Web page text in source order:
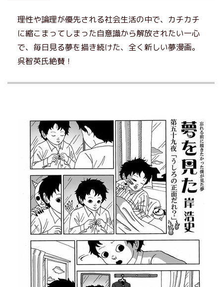
理性や論理が優先される社会生活の中で、カチカチ
に縮こまってしまった自意識から解放されたい一心
で、毎日見る夢を描き続けた、全く新しい夢漫画。
呉智英氏絶賛！